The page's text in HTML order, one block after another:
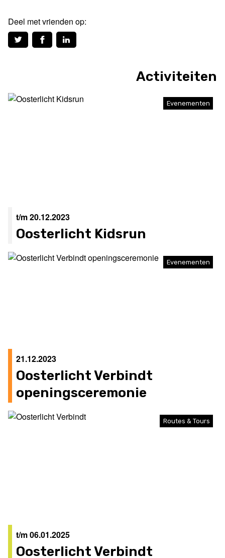
Deel met vrienden op:
Activiteiten
Evenementen
t/m 20.12.2023
Oosterlicht Kidsrun
Evenementen
21.12.2023
Oosterlicht Verbindt
openingsceremonie
Routes & Tours
t/m 06.01.2025
Oosterlicht Verbindt